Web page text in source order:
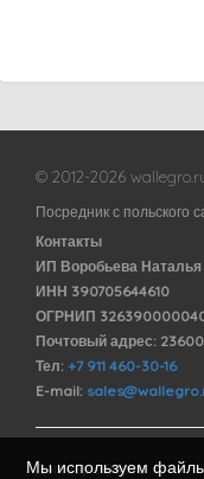
© 2012-2026
Посредник с польского
Контакты
ИП Воробьева
ИНН 390705644610
ОГРНИП
Почтовый адрес:
Тел: +7 911 460-30-16
E-mail:
Договор оферты
Мы используем файлы